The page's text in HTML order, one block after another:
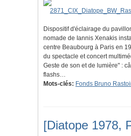
Dispositif d'éclairage du
nomade de Iannis Xenakis
centre Beaubourg à Paris en
du spectacle et concert
Geste de son et de lumière" :
flashs…
Mots-clés: Fonds Bruno
[Diatope 1978,